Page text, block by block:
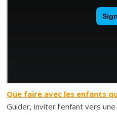
Que faire avec les enfants
Guider, inviter l’enfant vers